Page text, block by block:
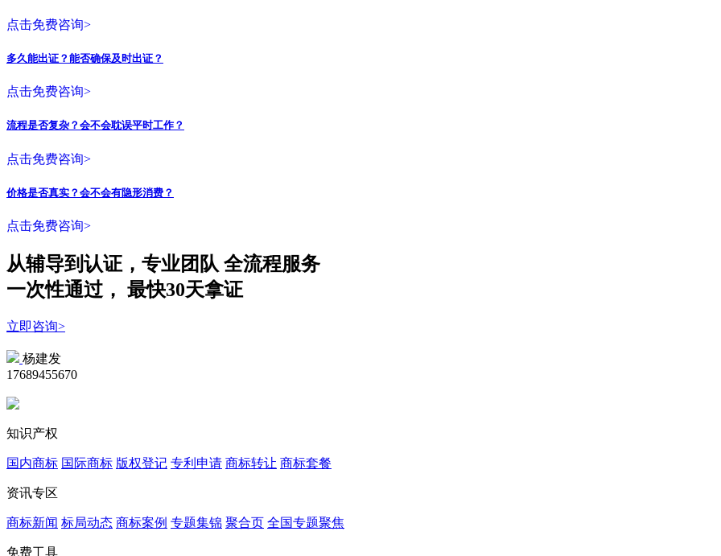
点击免费咨询>
多久能出证？能否确保及时出证？
点击免费咨询>
流程是否复杂？会不会耽误平时工作？
点击免费咨询>
价格是否真实？会不会有隐形消费？
点击免费咨询>
从辅导到认证，专业团队 全流程服务
一次性通过， 最快30天拿证
立即咨询>
杨建发
17689455670
知识产权
国内商标 国际商标 版权登记 专利申请 商标转让 商标套餐
资讯专区
商标新闻 标局动态 商标案例 专题集锦 聚合页 全国专题聚焦
免费工具